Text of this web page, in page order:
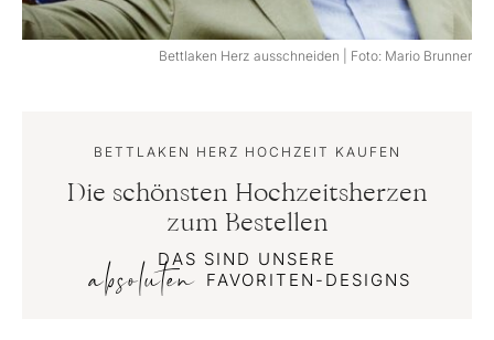
Bettlaken Herz ausschneiden | Foto: Mario Brunner
BETTLAKEN HERZ HOCHZEIT KAUFEN
Die schönsten Hochzeitsherzen
zum Bestellen
DAS SIND UNSERE
absoluten FAVORITEN-DESIGNS